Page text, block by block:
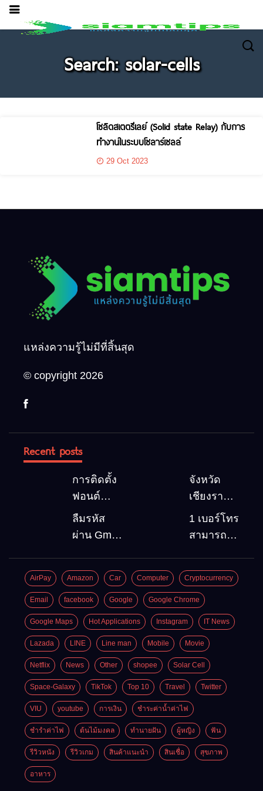
Search: solar-cells
โซลิดสเตตรีเลย์ (Solid state Relay) กับการ
ทำงานในระบบโซลาร์เซลล์
29 Oct 2023
แหล่งความรู้ไม่มีที่สิ้นสุด
© copyright 2026
Recent posts
การติดตั้ง
ฟอนต์
(Font)
ลงบน
จังหวัด
เชียงราย 5
สถานที่
ท่องเที่ยว
ลืมรหัส
ผ่าน Gmail
Google
account
อัพเดต
ล่าสุด
1 เบอร์โทร
สามารถ
Gmail
บัญชีใหม่
ได้กี่ครั้ง?
กี่บัญชี ?
AirPay Amazon Car Computer Cryptocurrency
Email facebook Google Google Chrome
Google Maps Hot Applications Instagram IT News
Lazada LINE Line man Mobile Movie
Netflix News Other shopee Solar Cell
Space-Galaxy TikTok Top 10 Travel Twitter
VIU youtube การเงิน ชำระค่าน้ำค่าไฟ
ชำรำค่าไฟ ต้นไม้มงคล ทำนายฝัน ผู้หญิง ฟัน
รีวิวหนัง รีวิวเกม สินค้าแนะนำ สินเชื่อ สุขภาพ
อาหาร